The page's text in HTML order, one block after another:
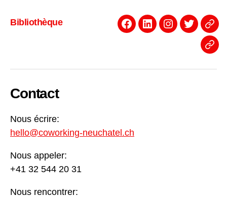
Bibliothèque
Facebook
LinkedinInstagram
Twitter
Contact
Nous écrire:
hello@coworking-neuchatel.ch
Nous appeler:
+41 32 544 20 31
Nous rencontrer: